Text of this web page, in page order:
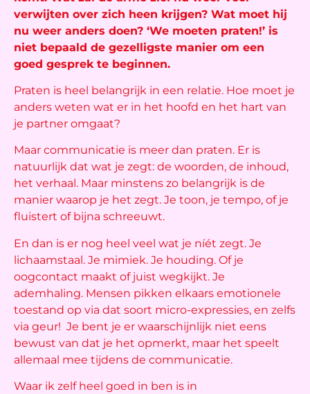
verwijten over zich heen krijgen? Wat moet hij
nu weer anders doen? ‘We moeten praten!’ is
niet bepaald de gezelligste manier om een
goed gesprek te beginnen.
Praten is heel belangrijk in een relatie. Hoe moet je
anders weten wat er in het hoofd en het hart van
je partner omgaat?
Maar communicatie is meer dan praten. Er is
natuurlijk dat wat je zegt: de woorden, de inhoud,
het verhaal. Maar minstens zo belangrijk is de
manier waarop je het zegt. Je toon, je tempo, of je
fluistert of bijna schreeuwt.
En dan is er nog heel veel wat je níét zegt. Je
lichaamstaal. Je mimiek. Je houding. Of je
oogcontact maakt of juist wegkijkt. Je
ademhaling. Mensen pikken elkaars emotionele
toestand op via dat soort micro-expressies, en zelfs
via geur! Je bent je er waarschijnlijk niet eens
bewust van dat je het opmerkt, maar het speelt
allemaal mee tijdens de communicatie.
Waar ik zelf heel goed in ben is in